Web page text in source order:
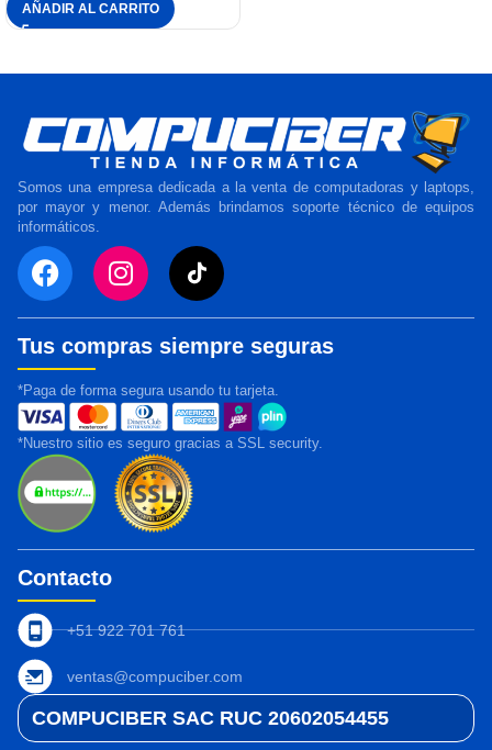
AÑADIR AL CARRITO
Somos una empresa dedicada a la venta de computadoras y laptops,
por mayor y menor. Además brindamos soporte técnico de equipos
informáticos.
Tus compras siempre seguras
*Paga de forma segura usando tu tarjeta.
*Nuestro sitio es seguro gracias a SSL security.
Contacto
+51 922 701 761
ventas@compuciber.com
COMPUCIBER SAC RUC 20602054455